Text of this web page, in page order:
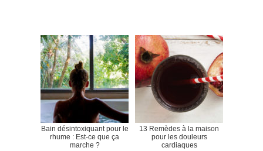
Bain désintoxiquant pour le
rhume : Est-ce que ça
marche ?
13 Remèdes à la maison
pour les douleurs
cardiaques